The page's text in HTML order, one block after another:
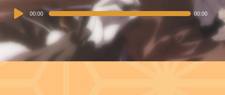
Audio
Player
00:00 00:00